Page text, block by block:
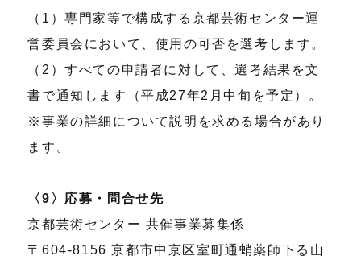
（1）専門家等で構成する京都芸術センター運
営委員会において、使用の可否を選考します。
（2）すべての申請者に対して、選考結果を文
書で通知します（平成27年2月中旬を予定）。
※事業の詳細について説明を求める場合があり
ます。
〈9〉応募・問合せ先
京都芸術センター 共催事業募集係
〒604-8156 京都市中京区室町通蛸薬師下る山